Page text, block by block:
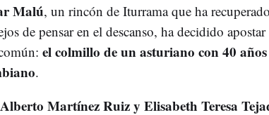
Malú, un rincón de Iturrama que ha
de pensar en el descanso, ha decidido
el colmillo de un asturiano con 40
.
Martínez Ruiz y Elisabeth Teresa